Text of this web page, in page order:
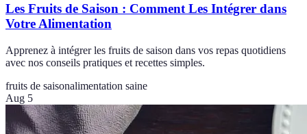
Les Fruits de Saison : Comment Les Intégrer dans
Votre Alimentation
Apprenez à intégrer les fruits de saison dans vos repas quotidiens
avec nos conseils pratiques et recettes simples.
fruits de saisonalimentation saine
Aug 5